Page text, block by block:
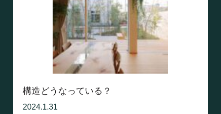
構造どうなっている？
2024.1.31